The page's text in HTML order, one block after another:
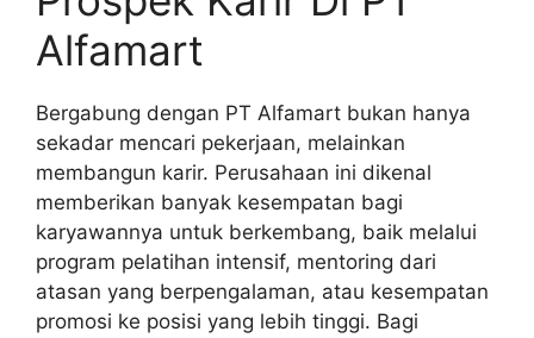
Alfamart
Bergabung dengan PT Alfamart bukan hanya
sekadar mencari pekerjaan, melainkan
membangun karir. Perusahaan ini dikenal
memberikan banyak kesempatan bagi
karyawannya untuk berkembang, baik melalui
program pelatihan intensif, mentoring dari
atasan yang berpengalaman, atau kesempatan
promosi ke posisi yang lebih tinggi. Bagi